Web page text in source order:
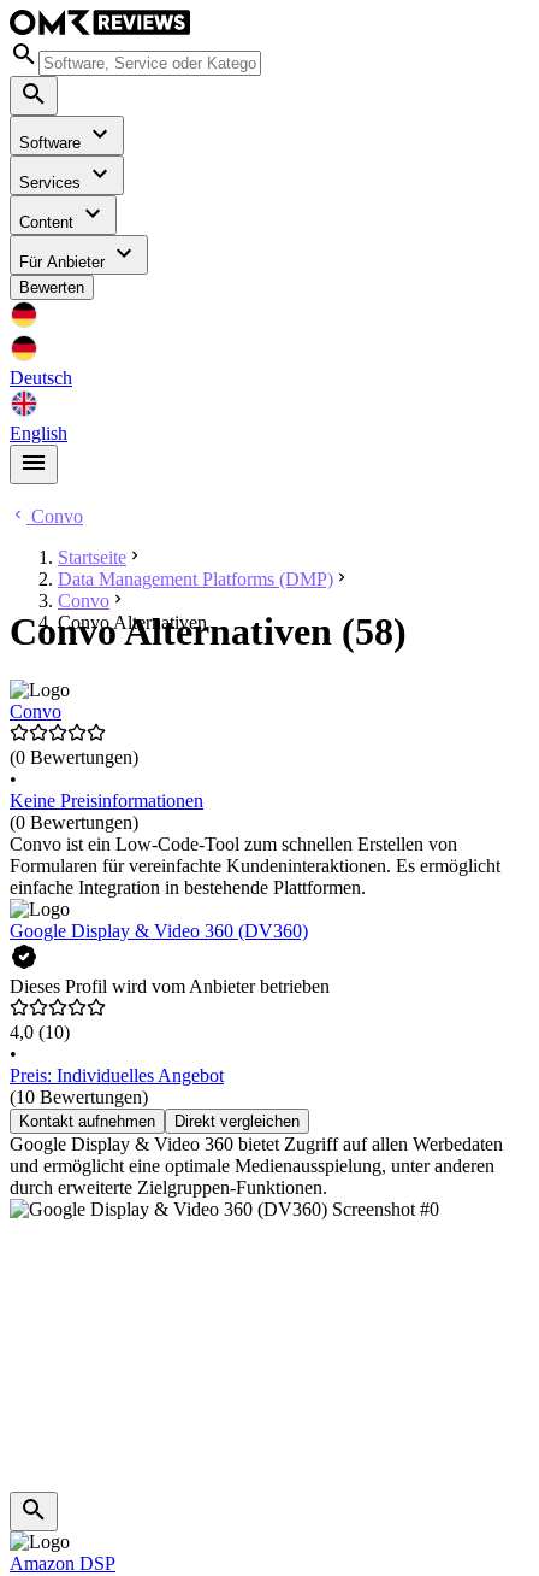
Software
Services
Content
Für Anbieter
Bewerten
Deutsch
English
Convo
Startseite
Data Management Platforms (DMP)
Convo
Convo Alternativen
Convo Alternativen (58)
Convo
(0 Bewertungen)
•
Keine Preisinformationen
(0 Bewertungen)
Convo ist ein Low-Code-Tool zum schnellen Erstellen von
Formularen für vereinfachte Kundeninteraktionen. Es ermöglicht
einfache Integration in bestehende Plattformen.
Google Display & Video 360 (DV360)
Dieses Profil wird vom Anbieter betrieben
4,0 (10)
•
Preis: Individuelles Angebot
(10 Bewertungen)
Kontakt aufnehmen Direkt vergleichen
Google Display & Video 360 bietet Zugriff auf allen Werbedaten
und ermöglicht eine optimale Medienausspielung, unter anderen
durch erweiterte Zielgruppen-Funktionen.
Amazon DSP